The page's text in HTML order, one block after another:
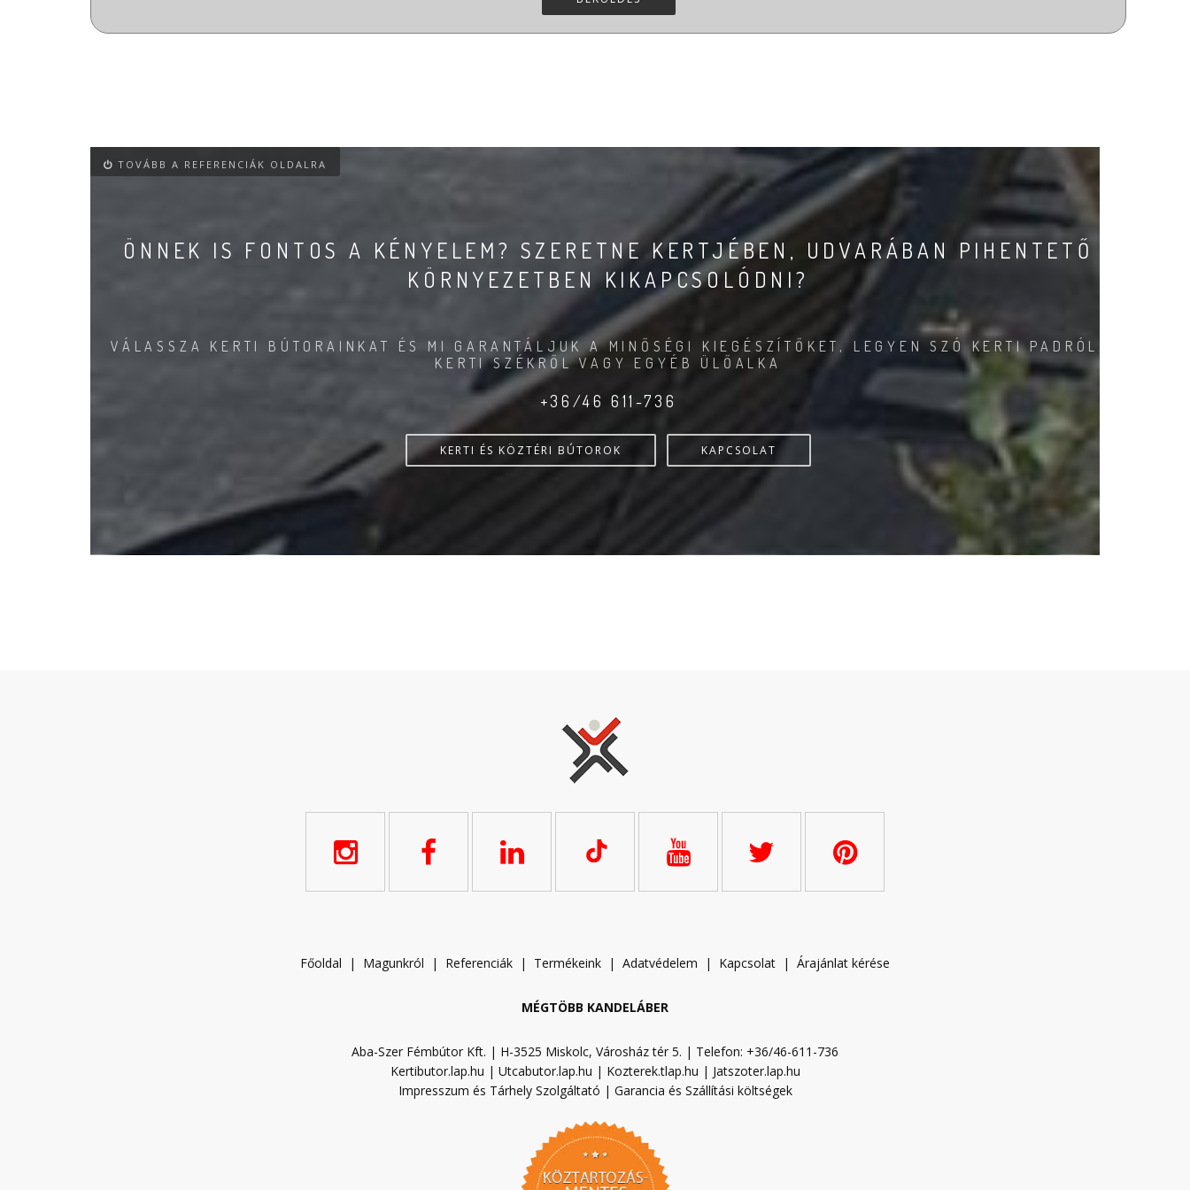
TOVÁBB A REFERENCIÁK OLDALRA
ÖNNEK IS FONTOS A KÉNYELEM? SZERETNE KERTJÉBEN, UDVARÁBAN PIHENTETŐ
KÖRNYEZETBEN KIKAPCSOLÓDNI?
VÁLASSZA KERTI BÚTORAINKAT ÉS MI GARANTÁLJUK A MINŐSÉGI KIEGÉSZÍTŐKET, LEGYEN SZÓ KERTI PADRÓL,
KERTI SZÉKRŐL VAGY EGYÉB ÜLŐALKA
+36/46 611-736
KERTI ÉS KÖZTÉRI BÚTOROK KAPCSOLAT
Főoldal | Magunkról | Referenciák | Termékeink | Adatvédelem | Kapcsolat | Árajánlat kérése
MÉGTÖBB KANDELÁBER
Aba-Szer Fémbútor Kft. | H-3525 Miskolc, Városház tér 5. | Telefon: +36/46-611-736
Kertibutor.lap.hu | Utcabutor.lap.hu | Kozterek.tlap.hu | Jatszoter.lap.hu
Impresszum és Tárhely Szolgáltató | Garancia és Szállítási költségek